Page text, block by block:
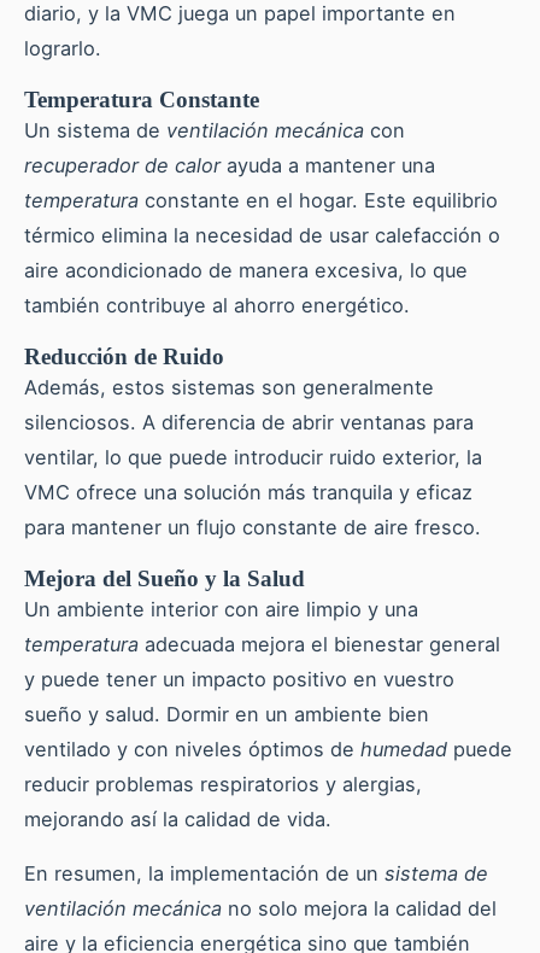
diario, y la VMC juega un papel importante en
lograrlo.
Temperatura Constante
Un sistema de ventilación mecánica con
recuperador de calorayuda a mantener una
temperatura constante en el hogar. Este equilibrio
térmico elimina la necesidad de usar calefacción o
aire acondicionado de manera excesiva, lo que
también contribuye al ahorro energético.
Reducción de Ruido
Además, estos sistemas son generalmente
silenciosos. A diferencia de abrir ventanas para
ventilar, lo que puede introducir ruido exterior, la
VMC ofrece una solución más tranquila y eficaz
para mantener un flujo constante de aire fresco.
Mejora del Sueño y la Salud
Un ambiente interior con aire limpio y una
temperatura adecuada mejora el bienestar general
y puede tener un impacto positivo en vuestro
sueño y salud. Dormir en un ambiente bien
ventilado y con niveles óptimos de humedad puede
reducir problemas respiratorios y alergias,
mejorando así la calidad de vida.
En resumen, la implementación de un sistema de
ventilación mecánica no solo mejora la calidad del
aire y la eficiencia energética sino que también